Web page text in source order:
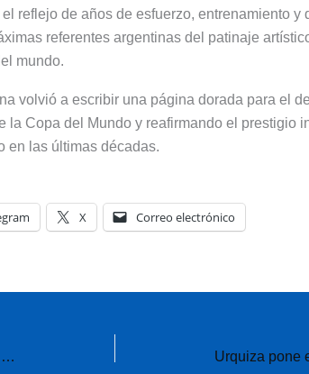
reflejo de años de esfuerzo, entrenamiento y
referentes argentinas del patinaje
mundo.
volvió a escribir una página dorada para el
la Copa del Mundo y reafirmando el prestigio
en las últimas décadas.
X Correo electrónico
La Selección Argentina inicia su camino en la VNL 2026: calendario completo y horarios